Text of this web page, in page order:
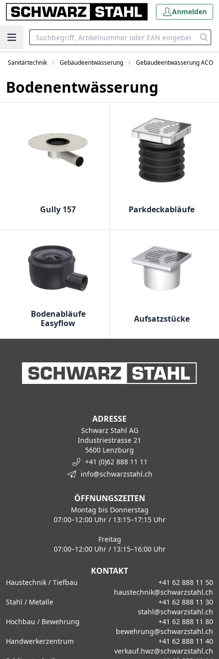
Anmelden
Sanitärtechnik Gebäudeentwässerung Gebäudeentwässerung ACO
Bodenentwässerung
Gully 157 Parkdeckabläufe
Bodenabläufe
Easyflow
Aufsatzstücke
ADRESSE
Schwarz Stahl AG
Industriestrasse 21
5600 Lenzburg
+41 (0)62 888 11 11
info@schwarzstahl.ch
ÖFFNUNGSZEITEN
Montag bis Donnerstag
07:00–12:00 Uhr / 13:15–17:15 Uhr
Freitag
07:00–12:00 Uhr / 13:15–16:00 Uhr
KONTAKT
Haustechnik / Tiefbau
+41 62 888 11 50
haustechnik@schwarzstahl.ch
Stahl / Metalle
+41 62 888 11 30
stahl@schwarzstahl.ch
Hochbau / Bewehrung
+41 62 888 11 80
bewehrung@schwarzstahl.ch
Handwerkerzentrum
+41 62 888 11 40
verkauf.hwz@schwarzstahl.ch